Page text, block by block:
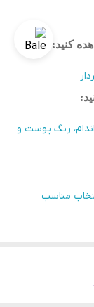
کنید:
رنگ پوست و
مناسب